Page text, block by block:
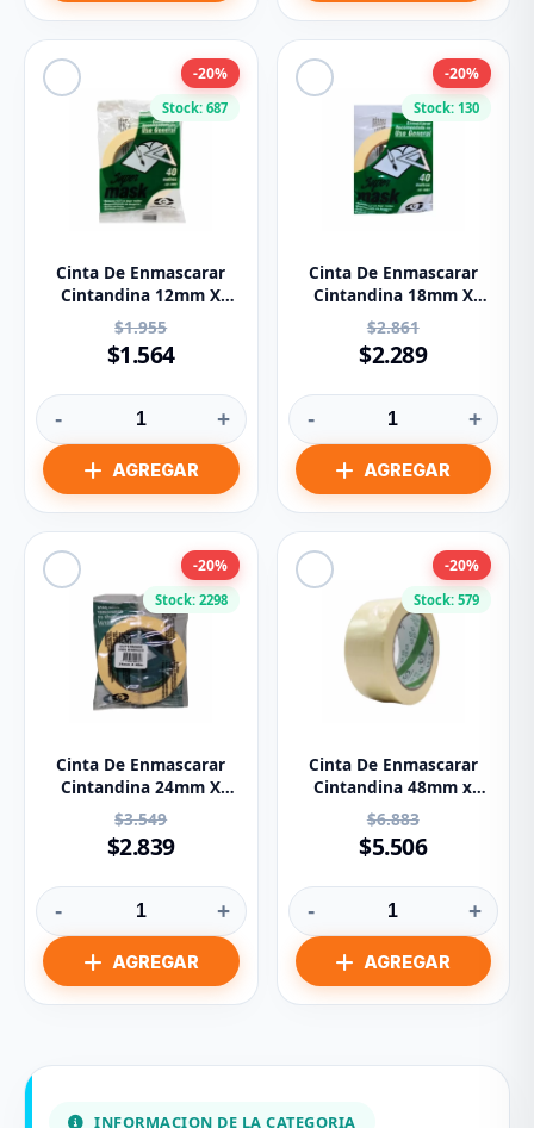
Stock: 687
-20%
Cinta De Enmascarar
Cintandina 12mm X
40m Ref 4001
$1.955
$1.564
- +
Stock: 130
-20%
Cinta De Enmascarar
Cintandina 18mm X
40m Ref 4001
$2.861
$2.289
- +
Stock: 2298
-20%
Cinta De Enmascarar
Cintandina 24mm X
40m Ref 4001
$3.549
$2.839
- +
Stock: 579
-20%
Cinta De Enmascarar
Cintandina 48mm x
40m Ref 4001
$6.883
$5.506
- +
INFORMACION DE LA CATEGORIA